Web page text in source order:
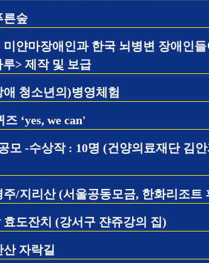
른숲
얀마장애인과 한국 뇌병변 장애인
> 제작 및 보급
청소년의)병영체험
‘yes, we can'
모 -수상작 : 10명 (건양의료재단 김
/지리산 (서울공동모금, 한화리조트
도잔치 (강서구 쟌쥬강의 집)
자락길